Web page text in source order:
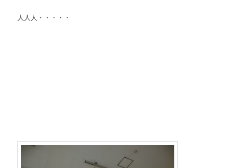
人人人・・・・・